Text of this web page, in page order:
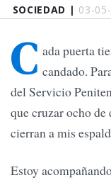
SOCIEDAD | 03-
C ada puerta
candado.
del Servicio
que cruzar ocho de
cierran a mis
Estoy